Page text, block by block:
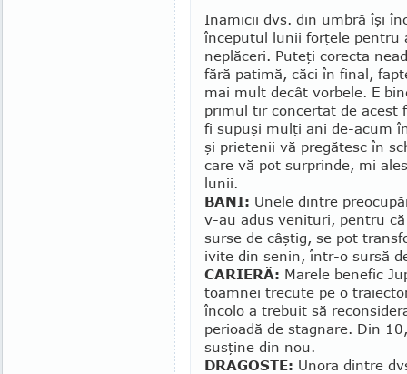
Inamicii dvs. din umbră îşi
începutul lunii forţele pentru
neplăceri. Puteţi corecta
fără patimă, căci în final,
mai mult decât vorbele. E
primul tir concertat de acest
fi supuşi mulţi ani de-acum
şi prietenii vă pregătesc în
care vă pot sur­prinde, mi
lunii.
BANI: Unele dintre
v-au adus venituri, pentru
surse de câştig, se pot
ivite din senin, într-o sursă
CARIERĂ: Marele benefic
toamnei trecute pe o
încolo a trebuit să
pe­rioa­dă de stagnare. Din
susţine din nou.
DRAGOSTE: Unora dintre